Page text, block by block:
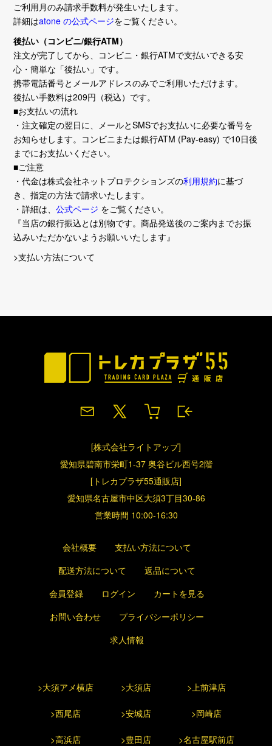
ご利用月のみ請求手数料が発生いたします。
詳細はatone の公式ページをご覧ください。
後払い（コンビニ/銀行ATM）
注文が完了してから、コンビニ・銀行ATMで支払いできる安
心・簡単な「後払い」です。
携帯電話番号とメールアドレスのみでご利用いただけます。
後払い手数料は209円（税込）です。
■お支払いの流れ
・注文確定の翌日に、メールとSMSでお支払いに必要な番号を
お知らせします。コンビニまたは銀行ATM (Pay-easy) で10日後
までにお支払いください。
■ご注意
・代金は株式会社ネットプロテクションズの利用規約に基づ
き、指定の方法で請求いたします。
・詳細は、公式ページ をご覧ください。
『当店の銀行振込とは別物です。商品発送後のご案内までお振
込みいただかないようお願いいたします』
>支払い方法について
[株式会社ライトアップ]
愛知県碧南市栄町1-37 奥谷ビル西号2階
[トレカプラザ55通販店]
愛知県名古屋市中区大須3丁目30-86
営業時間 10:00-16:30
会社概要
支払い方法について
配送方法について
返品について
会員登録
ログイン
カートを見る
お問い合わせ
プライバシーポリシー
求人情報
>大須アメ横店 >大須店 >上前津店
>西尾店 >安城店 >岡崎店
>高浜店 >豊田店 >名古屋駅前店